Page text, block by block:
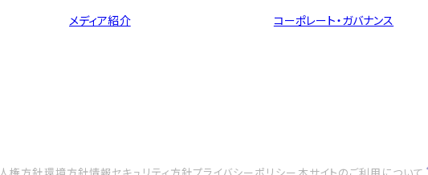
メディア紹介
コーポレート・ガバナンス